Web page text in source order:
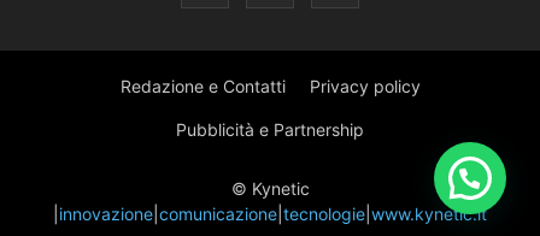
Redazione e Contatti Privacy policy
Pubblicità e Partnership
© Kynetic
innovazione comunicazione tecnologie www.kynetic.it